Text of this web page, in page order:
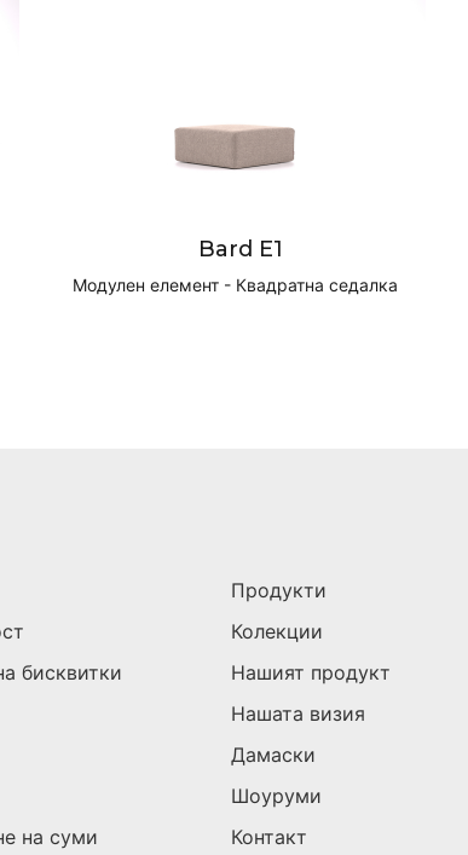
Bard E1
Модулен елемент - Квадратна седалка
бисквитки
на суми
Продукти
Колекции
Нашият продукт
Нашата визия
Дамаски
Шоуруми
Контакт